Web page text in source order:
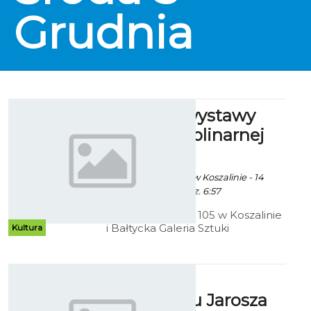
Grudnia
Kultura
IX edycja wystawy
interdyscyplinarnej
„Fala”
Ekoszalin za CK105 w Koszalinie - 14
Listopada 2014 godz. 6:57
Centrum Kultury 105 w Koszalinie
i Bałtycka Galeria Sztuki
optymizmu Jarosza